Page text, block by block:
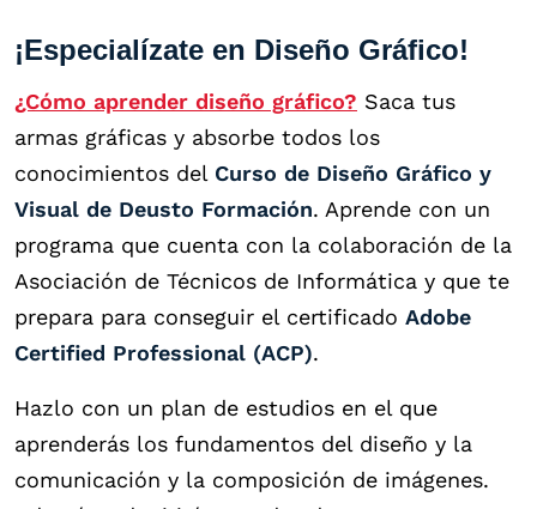
¡Especialízate en Diseño Gráfico!
¿Cómo aprender diseño gráfico? Saca tus
armas gráficas y absorbe todos los
conocimientos del Curso de Diseño Gráfico y
Visual de Deusto Formación. Aprende con un
programa que cuenta con la colaboración de la
Asociación de Técnicos de Informática y que te
prepara para conseguir el certificado Adobe
Certified Professional (ACP).
Hazlo con un plan de estudios en el que
aprenderás los fundamentos del diseño y la
comunicación y la composición de imágenes.